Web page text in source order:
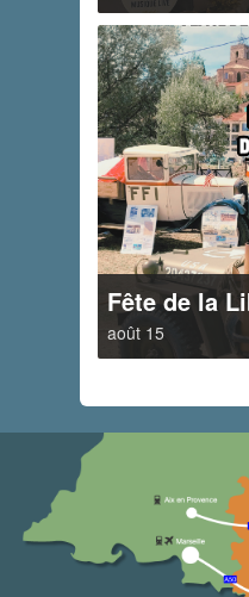
Fête de la
août 15